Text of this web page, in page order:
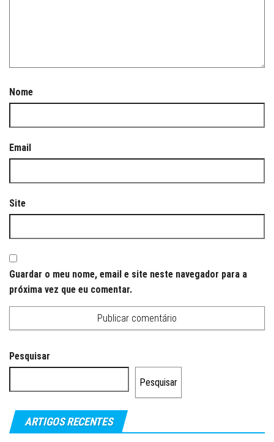
Nome
Email
Site
Guardar o meu nome, email e site neste navegador para a
próxima vez que eu comentar.
Pesquisar
Pesquisar
ARTIGOS RECENTES